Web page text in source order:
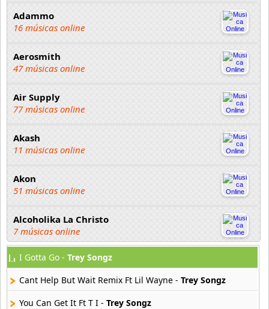
Adammo
16 músicas online
Aerosmith
47 músicas online
Air Supply
77 músicas online
Akash
11 músicas online
Akon
51 músicas online
Alcoholika La Christo
7 músicas online
Atajo
22 músicas online
Banane Metalik
I Gotta Go - Trey Songz
Cant Help But Wait Remix Ft Lil Wayne - Trey Songz
You Can Get It Ft T I - Trey Songz